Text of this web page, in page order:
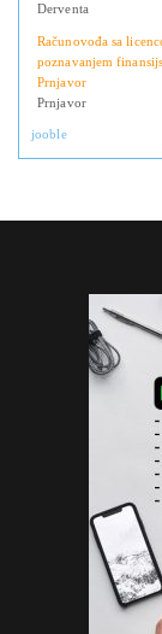
Derventa
Računovođa sa
poznavanjem
Prnjavor
Prnjavor
jooble